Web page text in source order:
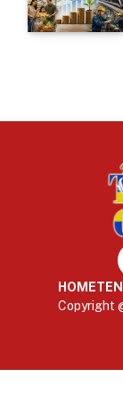
HOME
Copyright